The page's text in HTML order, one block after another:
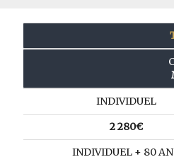
INDIVIDUEL
2 280€
INDIVIDUEL + 80